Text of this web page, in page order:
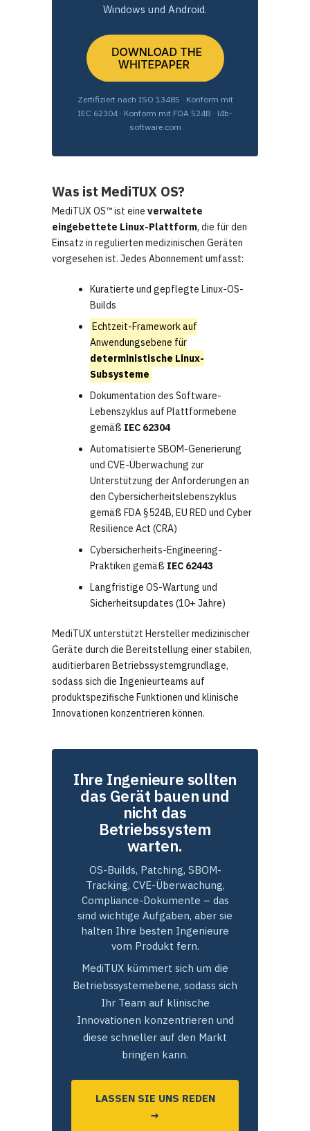
Windows und Android.
Zertifiziert nach ISO 13485 · Konform mit
IEC 62304 · Konform mit FDA 524B · l4b-
software.com
Was ist MediTUX OS?
MediTUX OS™ ist eine verwaltete
eingebettete Linux-Plattform, die für den
Einsatz in regulierten medizinischen Geräten
vorgesehen ist. Jedes Abonnement umfasst:
Kuratierte und gepflegte Linux-OS-
Builds
Echtzeit-Framework auf
Anwendungsebene für
deterministische Linux-
Subsysteme
Dokumentation des Software-
Lebenszyklus auf Plattformebene
gemäß IEC 62304
Automatisierte SBOM-Generierung
und CVE-Überwachung zur
Unterstützung der Anforderungen an
den Cybersicherheitslebenszyklus
gemäß FDA §524B, EU RED und Cyber
Resilience Act (CRA)
Cybersicherheits-Engineering-
Praktiken gemäß IEC 62443
Langfristige OS-Wartung und
Sicherheitsupdates (10+ Jahre)
MediTUX unterstützt Hersteller medizinischer
Geräte durch die Bereitstellung einer stabilen,
auditierbaren Betriebssystemgrundlage,
sodass sich die Ingenieurteams auf
produktspezifische Funktionen und klinische
Innovationen konzentrieren können.
Ihre Ingenieure sollten
das Gerät bauen und
nicht das
Betriebssystem
warten.
OS-Builds, Patching, SBOM-
Tracking, CVE-Überwachung,
Compliance-Dokumente – das
sind wichtige Aufgaben, aber sie
halten Ihre besten Ingenieure
vom Produkt fern.
MediTUX kümmert sich um die
Betriebssystemebene, sodass sich
Ihr Team auf klinische
Innovationen konzentrieren und
diese schneller auf den Markt
bringen kann.
LASSEN SIE UNS REDEN
→